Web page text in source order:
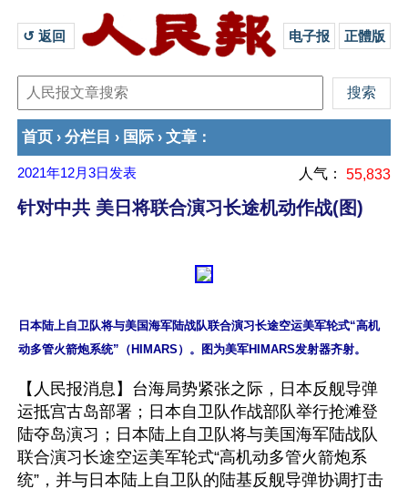
↺ 返回 电子报 正體版
首页 › 分栏目 › 国际 › 文章 ：
2021年12月3日 发表 人气： 55,833
针对中共 美日将联合演习长途机动作战(图)
日本陆上自卫队将与美国海军陆战队联合演习长途空运美军轮式“高机
【人民报消息】台海局势紧张之际，日本反舰导弹
运抵宫古岛部署；日本自卫队作战部队举行抢滩登
陆夺岛演习；日本陆上自卫队将与美国海军陆战队
联合演习长途空运美军轮式“高机动多管火箭炮系
统”，并与日本陆上自卫队的陆基反舰导弹协调打击